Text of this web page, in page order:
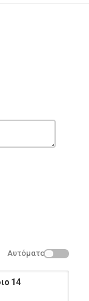
Αυτόματο
14